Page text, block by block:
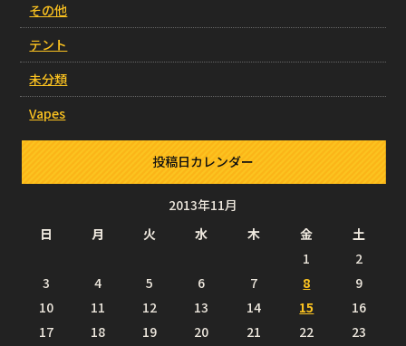
その他
テント
未分類
Vapes
投稿日カレンダー
2013年11月
日
月 火 水 木 金
土
1
2
3
4 5 6 7 8
9
10
11 12 13 14 15
16
17
18 19 20 21 22 23